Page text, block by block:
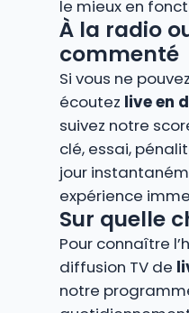
le mieux en
À la radio
commenté
Si vous ne
écoutez live en
suivez notre
clé, essai,
jour
expérience
Sur quelle
Pour connaître
diffusion TV de
notre